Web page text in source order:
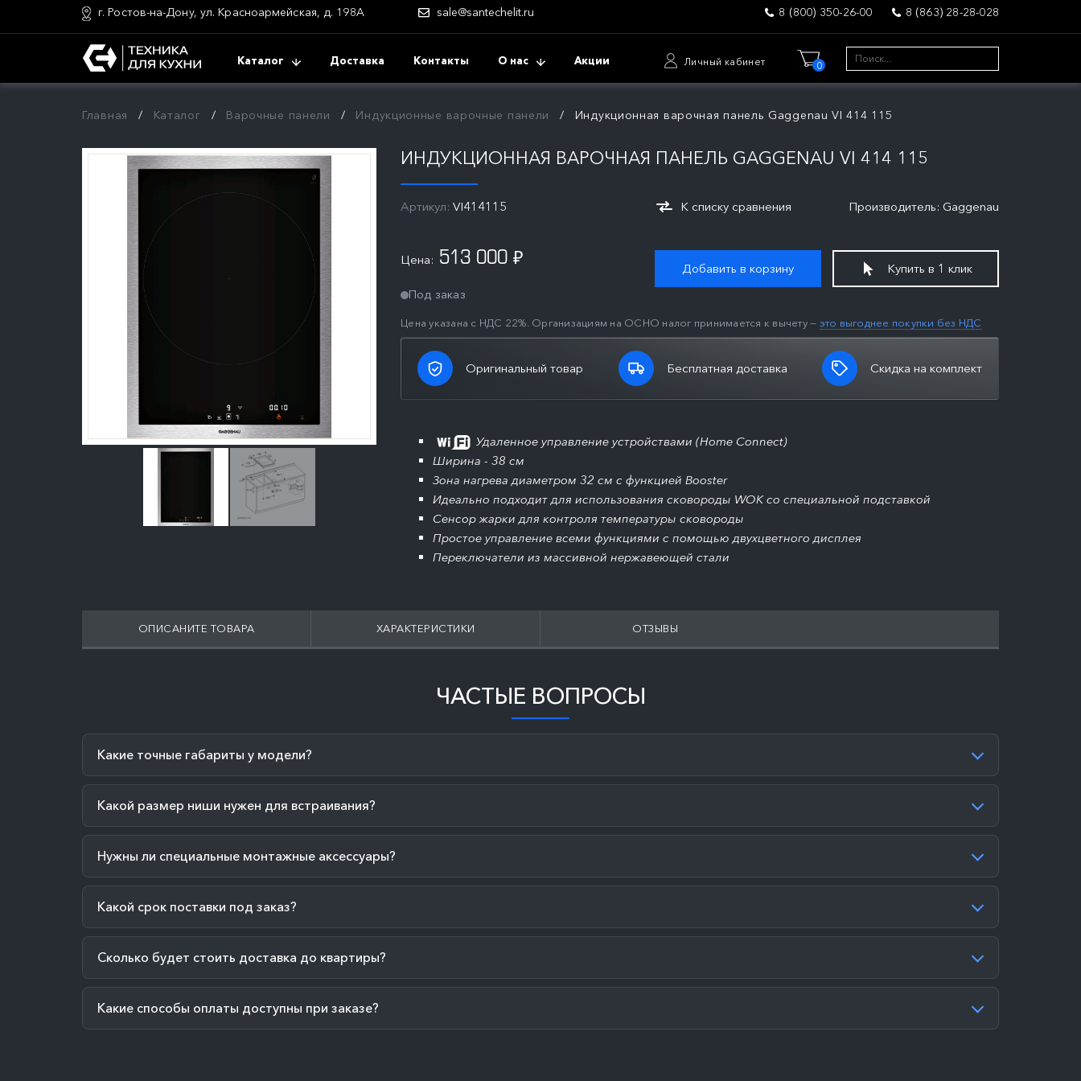
г. Ростов-на-Дону, ул. Красноармейская, д. 198А sale@santechelit.ru 8 (800) 350-26-00 8 (863) 28-28-028
Каталог Доставка Контакты О нас Акции Личный кабинет 0
Главная Каталог Варочные панели Индукционные варочные панели Индукционная варочная панель Gaggenau VI 414 115
ИНДУКЦИОННАЯ ВАРОЧНАЯ ПАНЕЛЬ GAGGENAU VI 414 115
Артикул: VI414115 К списку сравнения Производитель: Gaggenau
Цена: 513 000 ₽
Под заказ
Цена указана с НДС 22%. Организациям на ОСНО налог принимается к вычету — это выгоднее покупки без НДС
Добавить в корзину Купить в 1 клик
Оригинальный товар Бесплатная доставка Скидка на комплект
Удаленное управление устройствами (Home Connect)
Ширина - 38 см
Зона нагрева диаметром 32 см с функцией Booster
Идеально подходит для использования сковороды WOK со специальной подставкой
Сенсор жарки для контроля температуры сковороды
Простое управление всеми функциями с помощью двухцветного дисплея
Переключатели из массивной нержавеющей стали
ОПИСАНИТЕ ТОВАРА ХАРАКТЕРИСТИКИ ОТЗЫВЫ
ЧАСТЫЕ ВОПРОСЫ
Какие точные габариты у модели?
Какой размер ниши нужен для встраивания?
Нужны ли специальные монтажные аксессуары?
Какой срок поставки под заказ?
Сколько будет стоить доставка до квартиры?
Какие способы оплаты доступны при заказе?